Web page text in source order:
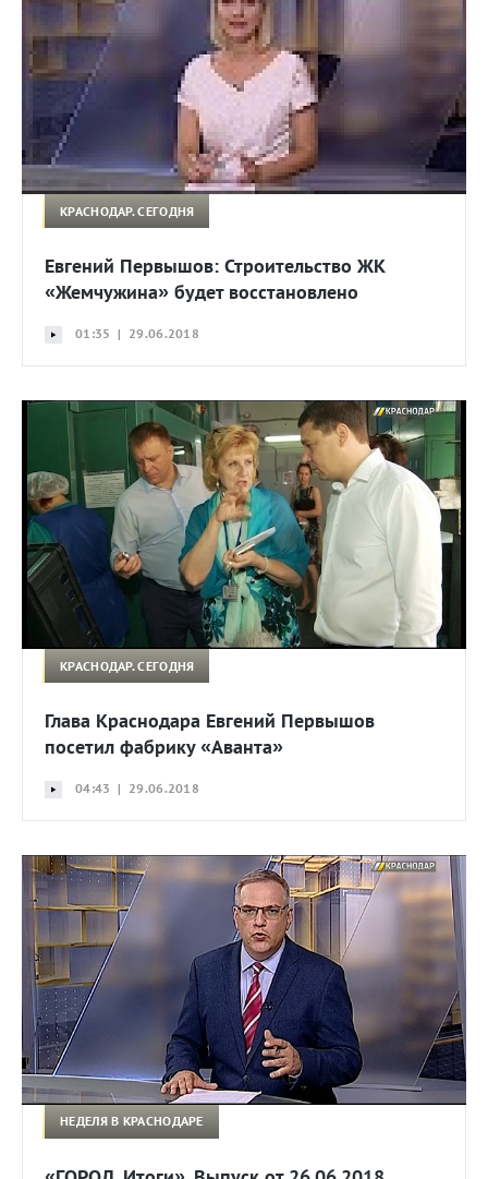
КРАСНОДАР. СЕГОДНЯ
Евгений Первышов: Строительство ЖК
«Жемчужина» будет восстановлено
01:35 | 29.06.2018
КРАСНОДАР. СЕГОДНЯ
Глава Краснодара Евгений Первышов
посетил фабрику «Аванта»
04:43 | 29.06.2018
НЕДЕЛЯ В КРАСНОДАРЕ